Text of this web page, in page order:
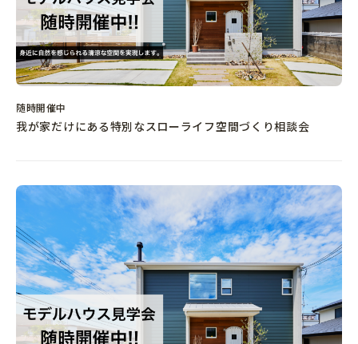
随時開催中
我が家だけにある特別なスローライフ空間づくり相談会